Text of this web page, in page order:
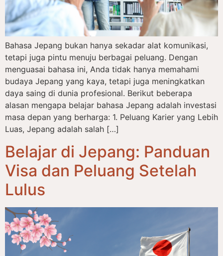
Bahasa Jepang bukan hanya sekadar alat komunikasi,
tetapi juga pintu menuju berbagai peluang. Dengan
menguasai bahasa ini, Anda tidak hanya memahami
budaya Jepang yang kaya, tetapi juga meningkatkan
daya saing di dunia profesional. Berikut beberapa
alasan mengapa belajar bahasa Jepang adalah investasi
masa depan yang berharga: 1. Peluang Karier yang Lebih
Luas, Jepang adalah salah […]
Belajar di Jepang: Panduan
Visa dan Peluang Setelah
Lulus